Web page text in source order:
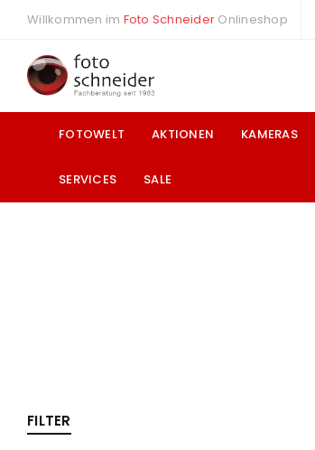
Willkommen im Foto Schneider Onlineshop
FOTOWELT AKTIONEN KAMERAS
SERVICES SALE
FILTER